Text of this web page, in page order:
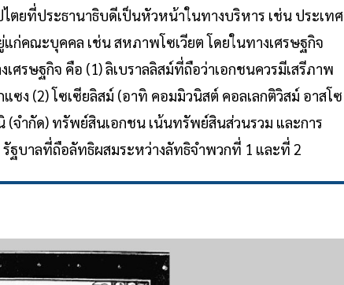
ตยที่ประธานาธิบดีเป็นหัวหน้าในทางบริหาร เช่น ประเทศ
ก่คณะบุคคล เช่น สหภาพโซเวียต โดยในทางเศรษฐกิจ
ศรษฐกิจ คือ (1) ลิเบราลลิสม์ที่ถือว่าเอกชนควรมีเสรีภาพ
ซง (2) โซเซียลิสม์ (อาทิ คอมมิวนิสต์ คอลเลกติวิสม์ อาสโซ
(จำกัด) ทรัพย์สินเอกชน เน้นทรัพย์สินส่วนรวม และการ
ฐบาลที่ถือลัทธิผสมระหว่างลัทธิจำพวกที่ 1 และที่ 2